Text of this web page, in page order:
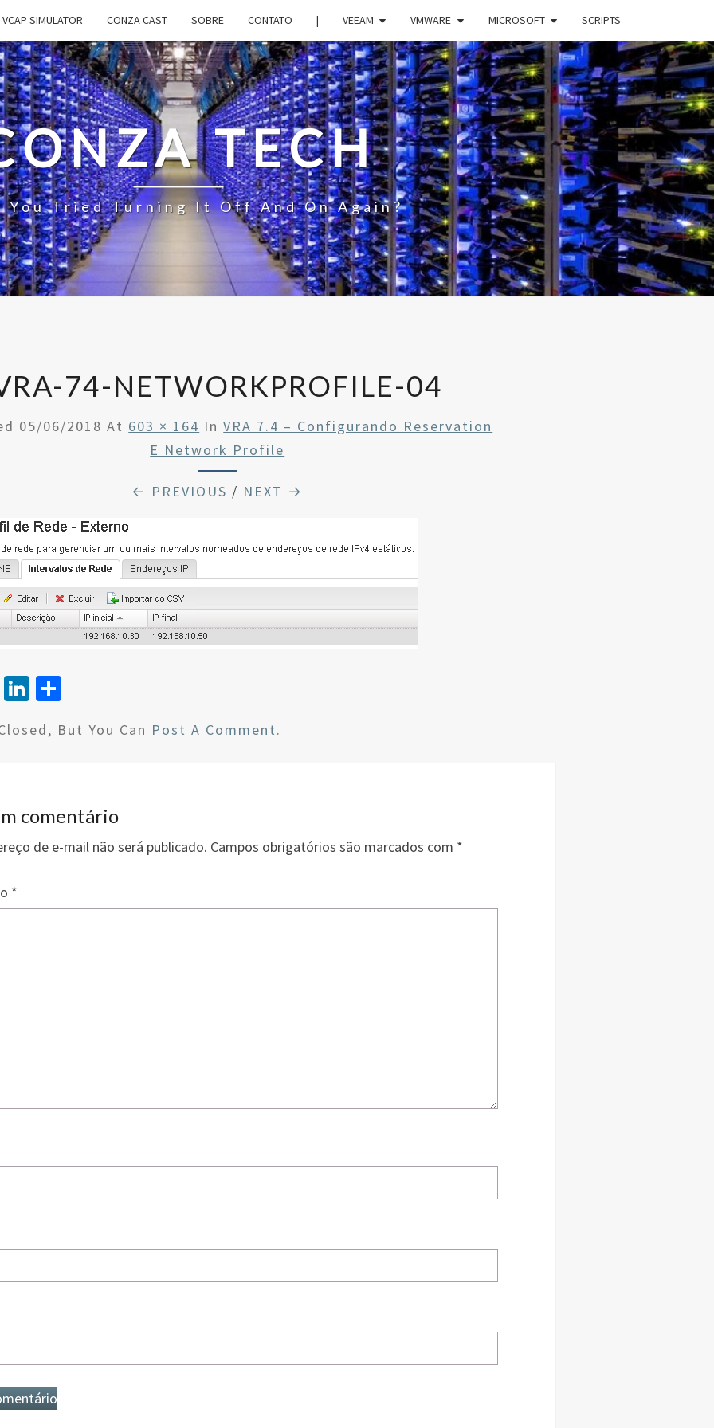
VCAP SIMULATOR CONZA CAST SOBRE CONTATO | VEEAM VMWARE MICROSOFT SCRIPTS
TECH
You Tried Turning It Off And On Again?
74-NETWORKPROFILE-04
05/06/2018 At 603 × 164 InVRA 7.4 – Configurando Reservation
E Network Profile
← PREVIOUS / NEXT →
T
Li
ke ar
But You Can Post A Comment.
comentário
de e-mail não será publicado. Campos obrigatórios são marcados com *
*